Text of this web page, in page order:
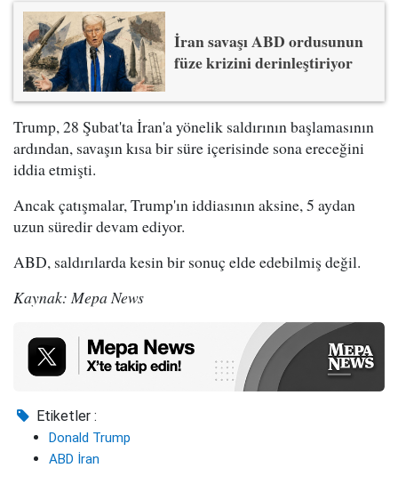
İran savaşı ABD ordusunun
füze krizini derinleştiriyor
Trump, 28 Şubat'ta İran'a yönelik saldırının başlamasının
ardından, savaşın kısa bir süre içerisinde sona ereceğini
iddia etmişti.
Ancak çatışmalar, Trump'ın iddiasının aksine, 5 aydan
uzun süredir devam ediyor.
ABD, saldırılarda kesin bir sonuç elde edebilmiş değil.
Kaynak: Mepa News
Etiketler :
Donald Trump
ABD İran